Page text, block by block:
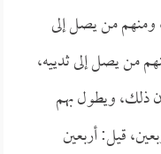
ومنهم من يصل إلى
من يصل إلى ثدييه،
ذلك، ويطول بهم
قيل: أربعين